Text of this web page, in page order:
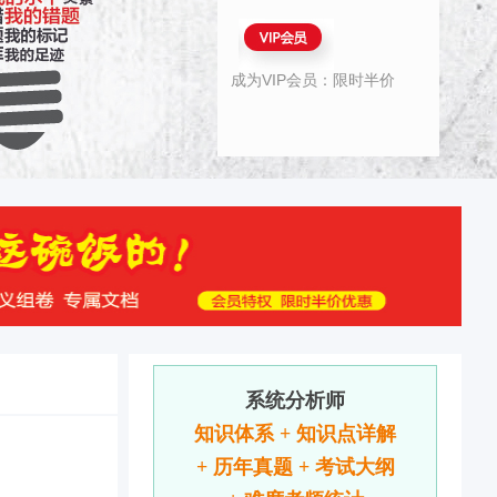
成为VIP会员：限时半价
系统分析师
知识体系 + 知识点详解
+ 历年真题 + 考试大纲